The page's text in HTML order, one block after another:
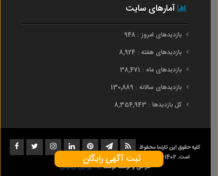
آمارهای سایت
بازدیدهای امروز : 948
بازدیدهای هفته : 8,924
بازدیدهای ماه : 38,471
بازدیدهای سالانه : 130,889
کل بازدیدها : 8,354,943
کلیه حقوق این تارنما محفوظ
است. 1402-1396
طراحی و توسعه توسطایده پردازان آریانوس
ثبت آگهی رایگان